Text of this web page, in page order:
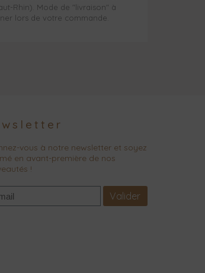
Rhin). Mode de "livraison" à
lors de votre commande.
vous à notre newsletter et soyez
en avant-première de nos
!
Valider